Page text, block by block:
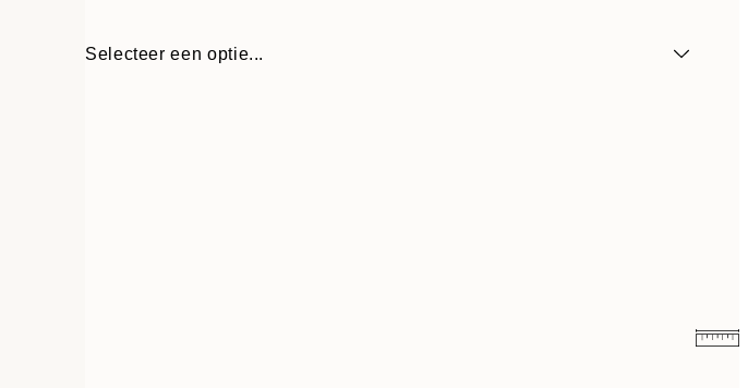
Selecteer een optie...